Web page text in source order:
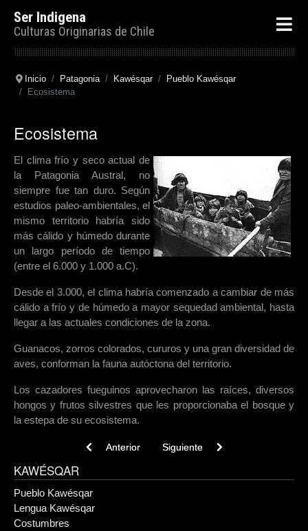
Ser Indigena
Culturas Originarias de Chile
Inicio Patagonia Kawésqar
Pueblo Kawésqar
Ecosistema
Ecosistema
El clima frío y seco actual de
la Patagonia Austral, no
siempre fue tan duro. Según
estudios paleo-ambientales, el
mismo territorio habría sido
más cálido y húmedo durante
un largo período de tiempo
(entre el 6.000 y 1.000 a.C).
Desde el 3.000, el clima habría comenzado a cambiar de más
cálido a frío y de húmedo a mayor sequedad ambiental, hasta
llegar a las actuales condiciones de la zona.
Guanacos, zorros colorados, cururos y una gran diversidad de
aves, conforman la fauna autóctona del territorio.
Los cazadores fueguinos aprovecharon las raíces, diversos
hongos y frutos silvestres que les proporcionaba el bosque y
la estepa de su ecosistema.
Previous article: Características Físicas
Anterior Next article: Origen
Siguiente
KAWÉSQAR
Pueblo Kawésqar
Lengua Kawésqar
Costumbres